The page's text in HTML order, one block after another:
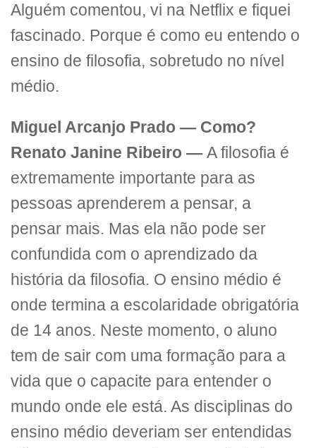
Alguém comentou, vi na Netflix e fiquei
fascinado. Porque é como eu entendo o
ensino de filosofia, sobretudo no nível
médio.
Miguel Arcanjo Prado — Como?
Renato Janine Ribeiro — A filosofia é
extremamente importante para as
pessoas aprenderem a pensar, a
pensar mais. Mas ela não pode ser
confundida com o aprendizado da
história da filosofia. O ensino médio é
onde termina a escolaridade obrigatória
de 14 anos. Neste momento, o aluno
tem de sair com uma formação para a
vida que o capacite para entender o
mundo onde ele está. As disciplinas do
ensino médio deveriam ser entendidas